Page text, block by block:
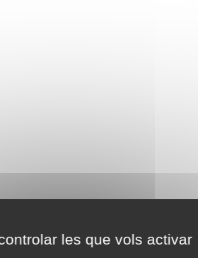
les que vols activar